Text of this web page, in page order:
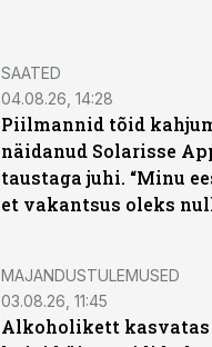
SAATED
04.08.26, 14:28
Piilmannid tõid
näidanud Solarisse
taustaga juhi. “Minu
et vakantsus oleks
MAJANDUSTULEMUSED
03.08.26, 11:45
Alkoholikett